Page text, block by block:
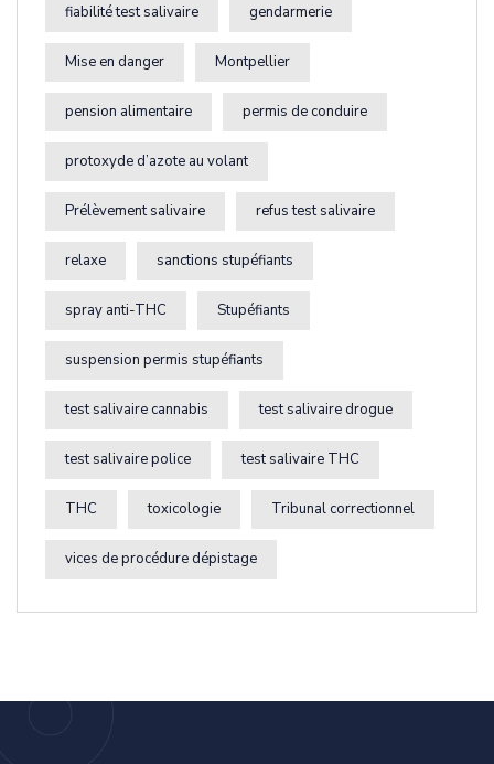
fiabilité test salivaire gendarmerie
Mise en danger Montpellier
pension alimentaire permis de conduire
protoxyde d’azote au volant
Prélèvement salivaire refus test salivaire
relaxe sanctions stupéfiants
spray anti-THC Stupéfiants
suspension permis stupéfiants
test salivaire cannabis test salivaire drogue
test salivaire police test salivaire THC
THC toxicologie Tribunal correctionnel
vices de procédure dépistage